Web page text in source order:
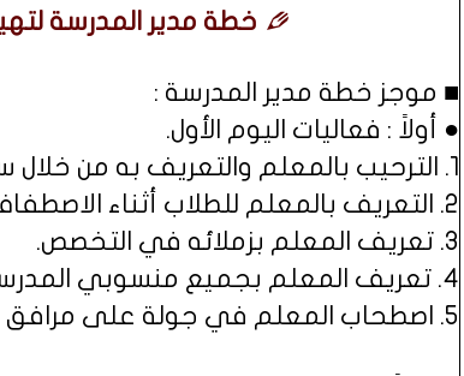
خطة مدير المدرسة
■ موجز خطة مدير المدرسة :
● أولاً : فعاليات اليوم الأول.
1. الترحيب بالمعلم والتعريف به من خلال سيرته الذاتية.
2. التعريف بالمعلم للطلاب أثناء الاصطفاف الصباحي.
3. تعريف المعلم بزملائه في التخصص.
4. تعريف المعلم بجميع منسوبي المدرسة.
5. اصطحاب المعلم في جولة على مرافق المدرسة.